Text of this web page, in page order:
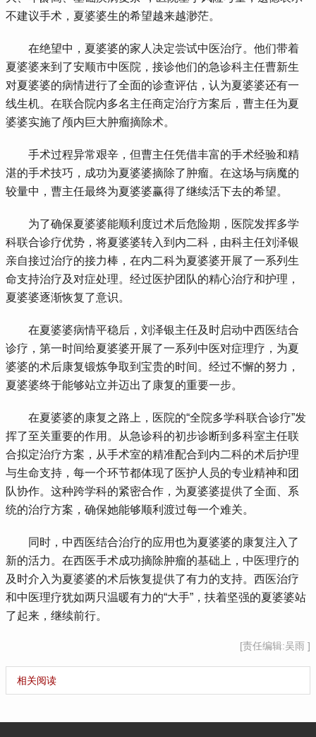
不建议手术，夏婆婆生的希望越来越渺茫。
在绝望中，夏婆婆的家人决定尝试中医治疗。他们带着
夏婆婆来到了安顺市中医院，接诊他们的急诊科主任曹新生
对夏婆婆的病情进行了全面的诊查评估，认为夏婆婆还有一
线生机。在联合院内多名主任商定治疗方案后，曹主任为夏
婆婆实施了颅内巨大肿瘤摘除术。
手术过程异常艰辛，但曹主任凭借丰富的手术经验和精
湛的手术技巧，成功为夏婆婆摘除了肿瘤。在这场与病魔的
较量中，曹主任最终为夏婆婆赢得了继续活下去的希望。
为了确保夏婆婆能顺利度过术后危险期，医院发挥多学
科联合诊疗优势，将夏婆婆转入到内二科，由科主任刘泽银
亲自接过治疗的接力棒，在内二科为夏婆婆开展了一系列生
命支持治疗及对症处理。经过医护团队的精心治疗和护理，
夏婆婆逐渐恢复了意识。
在夏婆婆病情平稳后，刘泽银主任及时启动中西医结合
诊疗，第一时间给夏婆婆开展了一系列中医对症理疗，为夏
婆婆的术后康复锻炼争取到宝贵的时间。经过不懈的努力，
夏婆婆终于能够站立并迈出了康复的重要一步。
在夏婆婆的康复之路上，医院的“全院多学科联合诊疗”发
挥了至关重要的作用。从急诊科的初步诊断到多科室主任联
合拟定治疗方案，从手术室的精准配合到内二科的术后护理
与生命支持，每一个环节都体现了医护人员的专业精神和团
队协作。这种跨学科的紧密合作，为夏婆婆提供了全面、系
统的治疗方案，确保她能够顺利渡过每一个难关。
同时，中西医结合治疗的应用也为夏婆婆的康复注入了
新的活力。在西医手术成功摘除肿瘤的基础上，中医理疗的
及时介入为夏婆婆的术后恢复提供了有力的支持。西医治疗
和中医理疗犹如两只温暖有力的“大手”，扶着坚强的夏婆婆站
了起来，继续前行。
[责任编辑:吴雨 ]
相关阅读